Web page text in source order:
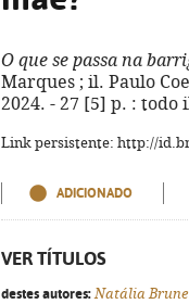
O que se passa na
Marques ; il. Paulo
2024. - 27 [5] p. : todo
Link persistente: http://
ADICIONADO
VER TÍTULOS
destes autores: Natália